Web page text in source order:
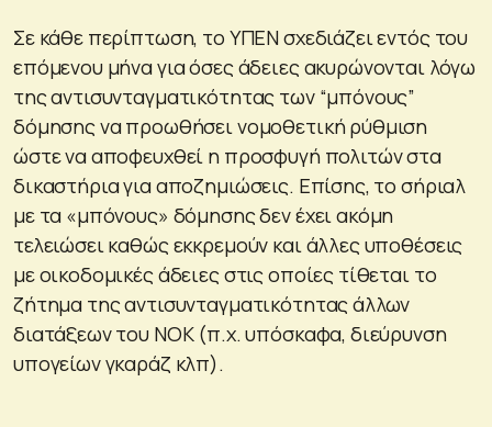
Σε κάθε περίπτωση, το ΥΠΕΝ σχεδιάζει εντός του
επόμενου μήνα για όσες άδειες ακυρώνονται λόγω
της αντισυνταγματικότητας των “μπόνους”
δόμησης να προωθήσει νομοθετική ρύθμιση
ώστε να αποφευχθεί η προσφυγή πολιτών στα
δικαστήρια για αποζημιώσεις. Επίσης, το σήριαλ
με τα «μπόνους» δόμησης δεν έχει ακόμη
τελειώσει καθώς εκκρεμούν και άλλες υποθέσεις
με οικοδομικές άδειες στις οποίες τίθεται το
ζήτημα της αντισυνταγματικότητας άλλων
διατάξεων του ΝΟΚ (π.χ. υπόσκαφα, διεύρυνση
υπογείων γκαράζ κλπ).